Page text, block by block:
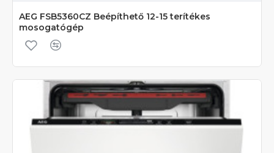
AEG FSB5360CZ Beépíthető 12-15 terítékes
mosogatógép